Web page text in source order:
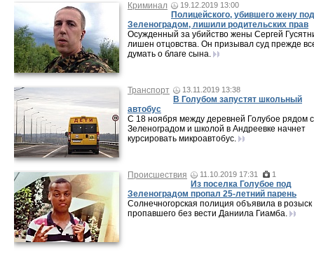
Криминал 19.12.2019 13:00
Полицейского, убившего жену под
Зеленоградом, лишили родительских прав
Осужденный за убийство жены Сергей
лишен отцовства. Он призывал суд прежде
думать о благе сына.
Транспорт 13.11.2019 13:38
В Голубом запустят школьный
автобус
С 18 ноября между деревней Голубое рядом с
Зеленоградом и школой в Андреевке начнет
курсировать микроавтобус.
Происшествия 11.10.2019 17:31 1
Из поселка Голубое под
Зеленоградом пропал 25-летний парень
Солнечногорская полиция объявила в розыск
пропавшего без вести Даниила Гиамба.